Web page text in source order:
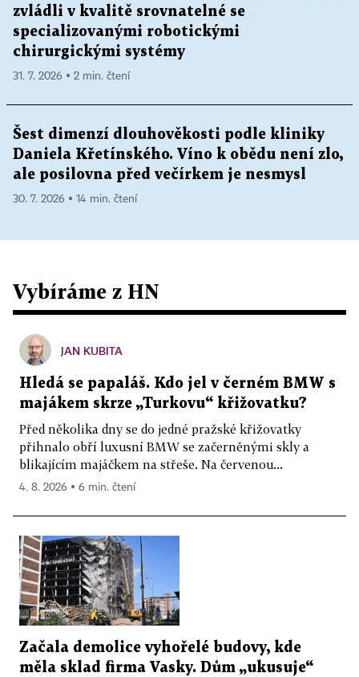
zvládli v kvalitě srovnatelné se
specializovanými robotickými
chirurgickými systémy
31. 7. 2026 ▪ 2 min. čtení
Šest dimenzí dlouhověkosti podle kliniky
Daniela Křetínského. Víno k obědu není zlo,
ale posilovna před večírkem je nesmysl
30. 7. 2026 ▪ 14 min. čtení
Vybíráme z HN
JAN KUBITA
Hledá se papaláš. Kdo jel v černém BMW s
majákem skrze „Turkovu“ křižovatku?
Před několika dny se do jedné pražské křižovatky
přihnalo obří luxusní BMW se začerněnými skly a
blikajícím majáčkem na střeše. Na červenou...
4. 8. 2026 ▪ 6 min. čtení
Začala demolice vyhořelé budovy, kde
měla sklad firma Vasky. Dům „ukusuje“